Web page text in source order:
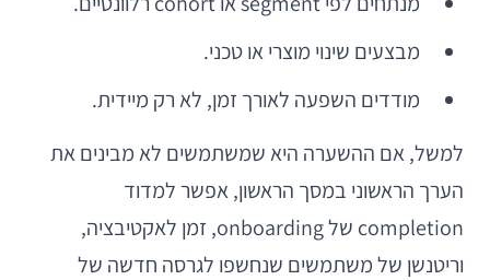
מבצעים שינוי מוצרי או טכני.
מודדים השפעה לאורך זמן, לא רק מיידית.
למשל, אם ההשערה היא שמשתמשים לא מבינים את
הערך הראשוני במסך הראשון, אפשר למדוד
completion של onboarding, זמן לאקטיבציה,
וריטנשן של משתמשים שנחשפו לגרסה חדשה של